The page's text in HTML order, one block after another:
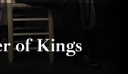
of Kings